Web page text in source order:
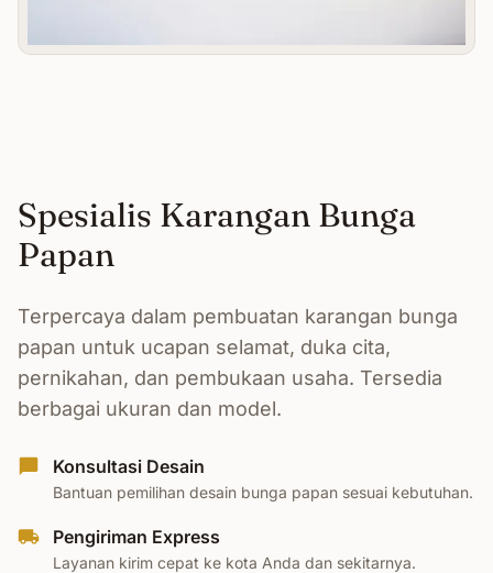
Spesialis Karangan Bunga
Papan
Terpercaya dalam pembuatan karangan bunga
papan untuk ucapan selamat, duka cita,
pernikahan, dan pembukaan usaha. Tersedia
berbagai ukuran dan model.
Konsultasi Desain
Bantuan pemilihan desain bunga papan sesuai kebutuhan.
Pengiriman Express
Layanan kirim cepat ke kota Anda dan sekitarnya.